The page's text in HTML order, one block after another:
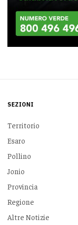
SEZIONI
Territorio
Esaro
Pollino
Jonio
Provincia
Regione
Altre Notizie